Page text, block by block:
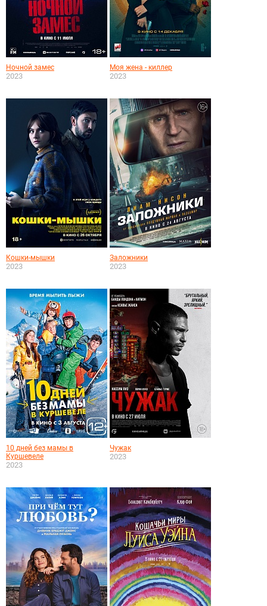
Ночной замес
2023
Моя жена - киллер
2023
Кошки-мышки
2023
Заложники
2023
10 дней без мамы в
Куршевеле
2023
Чужак
2023